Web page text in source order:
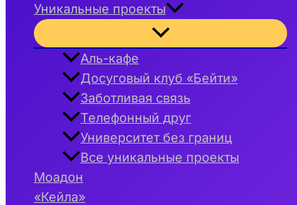
Уникальные проекты
Переключатель
меню
Аль-кафе
Досуговый клуб «Бейти»
Заботливая связь
Телефонный друг
Университет без границ
Все уникальные проекты
Моадон
«Кейла»